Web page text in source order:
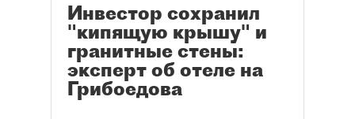
Инвестор сохранил
"кипящую крышу" и
гранитные стены:
эксперт об отеле на
Грибоедова